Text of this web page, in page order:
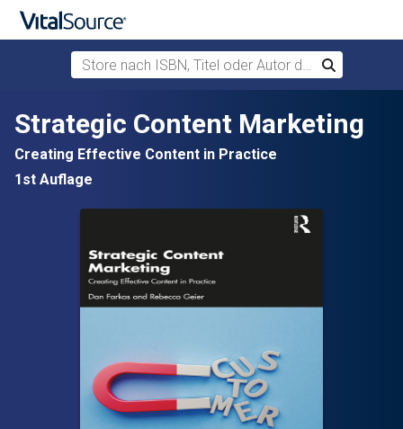
Zum Hauptinhalt springen
Store nach ISBN, Titel oder Autor durchsuchen
Suchen
Strategic Content Marketing
Creating Effective Content in Practice
1st Auflage